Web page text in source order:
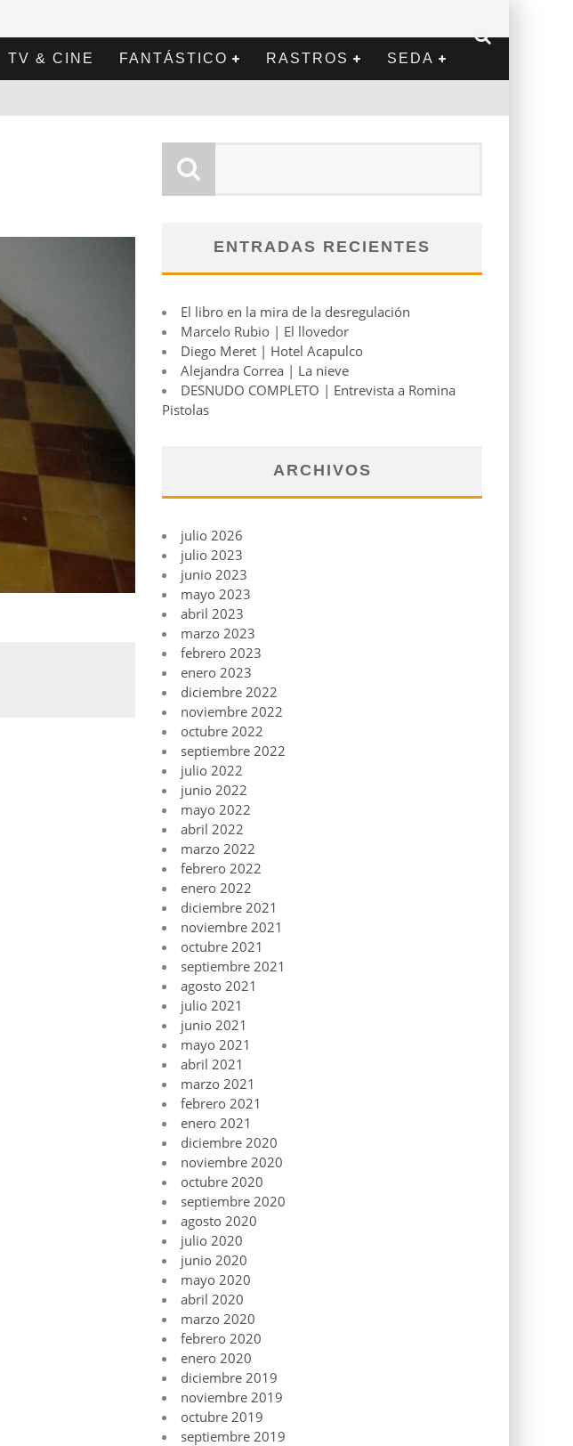
TV & CINE FANTÁSTICO RASTROS SEDA
ENTRADAS RECIENTES
El libro en la mira de la desregulación
Marcelo Rubio | El llovedor
Diego Meret | Hotel Acapulco
Alejandra Correa | La nieve
DESNUDO COMPLETO | Entrevista a Romina
Pistolas
ARCHIVOS
julio 2026
julio 2023
junio 2023
mayo 2023
abril 2023
marzo 2023
febrero 2023
enero 2023
diciembre 2022
noviembre 2022
octubre 2022
septiembre 2022
julio 2022
junio 2022
mayo 2022
abril 2022
marzo 2022
febrero 2022
enero 2022
diciembre 2021
noviembre 2021
octubre 2021
septiembre 2021
agosto 2021
julio 2021
junio 2021
mayo 2021
abril 2021
marzo 2021
febrero 2021
enero 2021
diciembre 2020
noviembre 2020
octubre 2020
septiembre 2020
agosto 2020
julio 2020
junio 2020
mayo 2020
abril 2020
marzo 2020
febrero 2020
enero 2020
diciembre 2019
noviembre 2019
octubre 2019
septiembre 2019